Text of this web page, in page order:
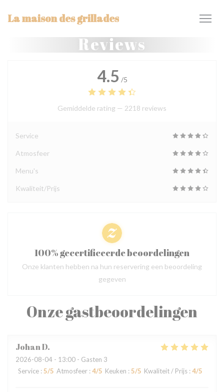
La maison des grillades
Reviews
Onze gastbeoordelingen
JohanD
2026-08-04 - 13:00 - Gasten 3
Service : 5/5 Atmosfeer : 4/5 Keuken : 5/5 Kwaliteit / Prijs : 4/5
4.5 /5
Gemiddelde rating — 2218 reviews
Service
Atmosfeer
Menu's
Kwaliteit/Prijs
100% gecertificeerde beoordelingen
Onze klanten hebben na hun reservering een beoordeling
gegeven